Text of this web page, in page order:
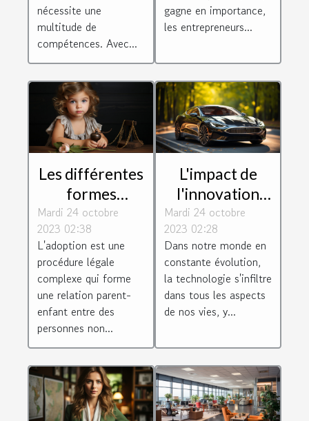
nécessite une
multitude de
compétences. Avec...
responsables
gagne en importance,
les entrepreneurs...
Les différentes
formes
d'adoption
selon le droit
de la famille
Mardi 24 octobre
2023 02:38
L'adoption est une
procédure légale
complexe qui forme
une relation parent-
enfant entre des
personnes non...
L'impact de
l'innovation
technologique
sur le monde
juridique
Mardi 24 octobre
2023 02:28
Dans notre monde en
constante évolution,
la technologie s'infiltre
dans tous les aspects
de nos vies, y...